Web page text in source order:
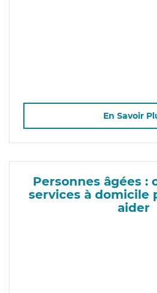
En Savoir
Personnes âgées :
services à domicile
aider